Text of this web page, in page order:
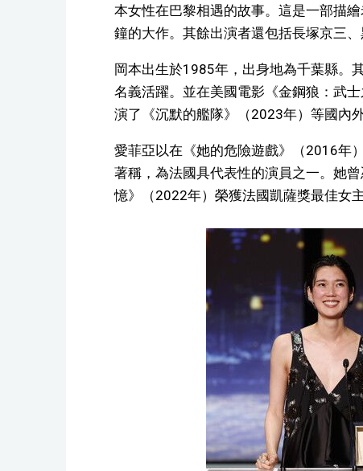
本女性在巴黎相遇的故事。這是一部描
鐘的大作。其餘出演者還包括長塚京三
岡本出生於1985年，出身地為千葉縣。
名義活躍。並在美國電影《金鋼狼：武
演了《沉默的艦隊》（2023年）等國內
愛菲亞以在《她的危險遊戲》（2016年
著稱，為法國具代表性的演員之一。她
憶》（2022年）榮獲法國凱薩獎最佳女主